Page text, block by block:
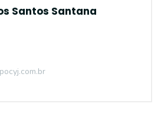
Santos Santana